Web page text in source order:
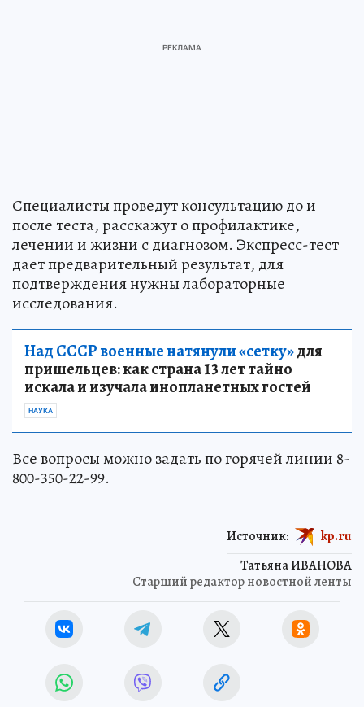
Специалисты проведут консультацию до и
после теста, расскажут о профилактике,
лечении и жизни с диагнозом. Экспресс-тест
дает предварительный результат, для
подтверждения нужны лабораторные
исследования.
Над СССР военные натянули «сетку»для
пришельцев: как страна 13 лет тайно
искала и изучала инопланетных гостей
НАУКА
Все вопросы можно задать по горячей линии 8-
800-350-22-99.
Татьяна ИВАНОВА
Старший редактор новостной ленты
Источник: kp.ru